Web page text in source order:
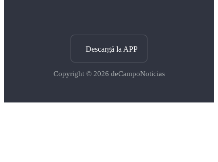
Descargá la APP
Copyright © 2026 deCampoNoticias